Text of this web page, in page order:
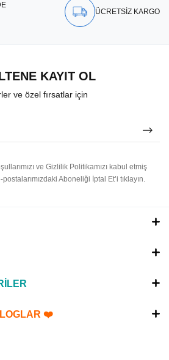
ÜCRETSİZ KARGO
KAYIT OL
ve özel fırsatlar için
ve Gizlilik Politikamızı kabul etmiş
Aboneliği İptal Et’i tıklayın.
❤️